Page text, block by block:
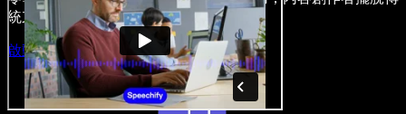
統束縛，讓各種點子通通落地。
啟動 Studio